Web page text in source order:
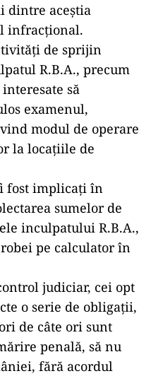
dintre aceștia
infracțional.
de sprijin
R.B.A., precum
să
examenul,
modul de operare
la locațiile de
fost implicați în
sumelor de
inculpatului R.B.A.,
pe calculator în
judiciar, cei opt
o serie de obligații,
de câte ori sunt
penală, să nu
fără acordul